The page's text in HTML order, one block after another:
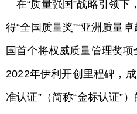
在“质量强国”战略引领下
得“全国质量奖”“亚洲质量
国首个将权威质量管理奖项
2022年伊利开创里程碑，
准认证”（简称“金标认证”